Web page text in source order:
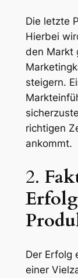
Die letzte
Hierbei
den Markt
steigern.
richtigen
ankommt.
2.
Der Erfolg
einer